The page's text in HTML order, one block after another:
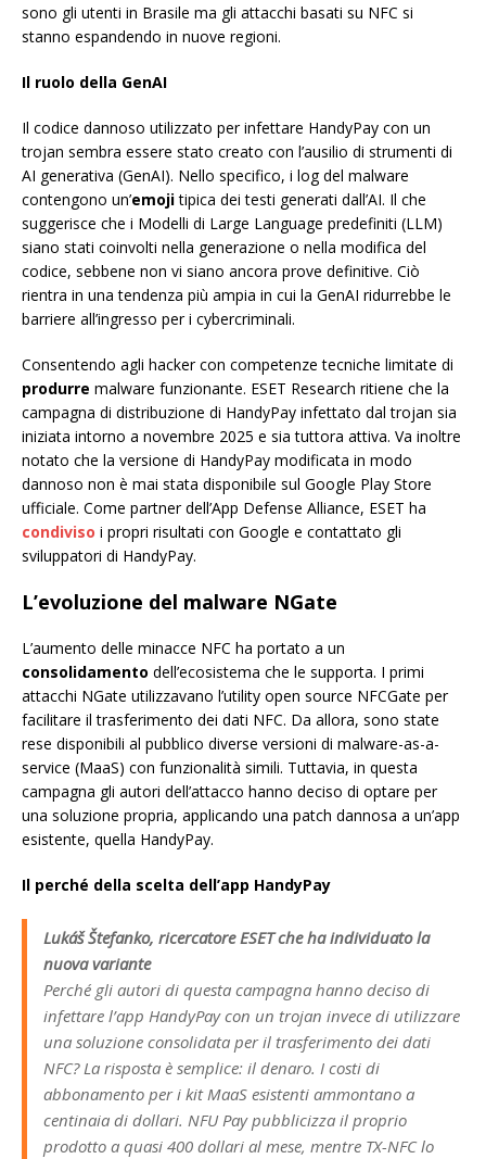
sono gli utenti in Brasile ma gli attacchi basati su NFC si
stanno espandendo in nuove regioni.
Il ruolo della GenAI
Il codice dannoso utilizzato per infettare HandyPay con un
trojan sembra essere stato creato con l’ausilio di strumenti di
AI generativa (GenAI). Nello specifico, i log del malware
contengono un’emojitipica dei testi generati dall’AI. Il che
suggerisce che i Modelli di Large Language predefiniti (LLM)
siano stati coinvolti nella generazione o nella modifica del
codice, sebbene non vi siano ancora prove definitive. Ciò
rientra in una tendenza più ampia in cui la GenAI ridurrebbe le
barriere all’ingresso per i cybercriminali.
Consentendo agli hacker con competenze tecniche limitate di
produrre malware funzionante. ESET Research ritiene che la
campagna di distribuzione di HandyPay infettato dal trojan sia
iniziata intorno a novembre 2025 e sia tuttora attiva. Va inoltre
notato che la versione di HandyPay modificata in modo
dannoso non è mai stata disponibile sul Google Play Store
ufficiale. Come partner dell’App Defense Alliance, ESET ha
condiviso i propri risultati con Google e contattato gli
sviluppatori di HandyPay.
L’evoluzione del malware NGate
L’aumento delle minacce NFC ha portato a un
consolidamento dell’ecosistema che le supporta. I primi
attacchi NGate utilizzavano l’utility open source NFCGate per
facilitare il trasferimento dei dati NFC. Da allora, sono state
rese disponibili al pubblico diverse versioni di malware-as-a-
service (MaaS) con funzionalità simili. Tuttavia, in questa
campagna gli autori dell’attacco hanno deciso di optare per
una soluzione propria, applicando una patch dannosa a un’app
esistente, quella HandyPay.
Il perché della scelta dell’app HandyPay
Lukáš Štefanko, ricercatore ESET che ha individuato la
nuova variante
Perché gli autori di questa campagna hanno deciso di
infettare l’app HandyPay con un trojan invece di utilizzare
una soluzione consolidata per il trasferimento dei dati
NFC? La risposta è semplice: il denaro. I costi di
abbonamento per i kit MaaS esistenti ammontano a
centinaia di dollari. NFU Pay pubblicizza il proprio
prodotto a quasi 400 dollari al mese, mentre TX-NFC lo